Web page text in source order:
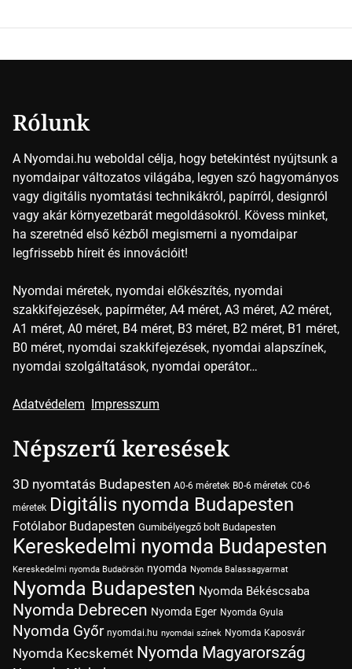
Rólunk
A Nyomdai.hu weboldal célja, hogy betekintést nyújtsunk a
nyomdaipar változatos világába, legyen szó hagyományos
vagy digitális nyomtatási technikákról, papírról, designról
vagy akár környezetbarát megoldásokról. Kövess minket,
ha szeretnéd első kézből megismerni a nyomdaipar
legfrissebb híreit és innovációit!
Nyomdai méretek, nyomdai előkészítés, nyomdai
szakkifejezések, papírméter, A4 méret, A3 méret, A2 méret,
A1 méret, A0 méret, B4 méret, B3 méret, B2 méret, B1 méret,
B0 méret, nyomdai szakkifejezések, nyomdai alapszínek,
nyomdai szolgáltatások, nyomdai operátor…
Adatvédelem Impresszum
Népszerű keresések
3D nyomtatás Budapesten A0-6 méretek B0-6 méretek C0-6
méretek Digitális nyomda Budapesten
Fotólabor Budapesten Gumibélyegző bolt Budapesten
Kereskedelmi nyomda Budapesten
Kereskedelmi nyomda Budaörsön nyomda Nyomda Balassagyarmat
Nyomda Budapesten Nyomda Békéscsaba
Nyomda Debrecen Nyomda Eger Nyomda Gyula
Nyomda Győr nyomdai.hu nyomdai színek Nyomda Kaposvár
Nyomda Kecskemét Nyomda Magyarország